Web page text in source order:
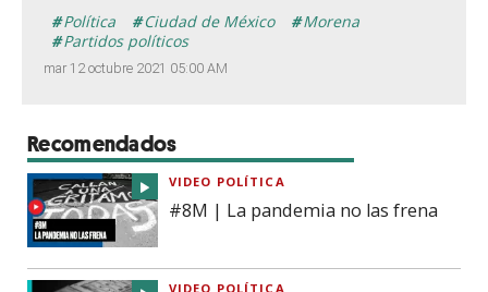
mar 12 octubre 2021 05:00 AM
Política Ciudad de México
Morena
Partidos políticos
Recomendados
VIDEO POLÍTICA
#8M | La pandemia no las frena
VIDEO POLÍTICA